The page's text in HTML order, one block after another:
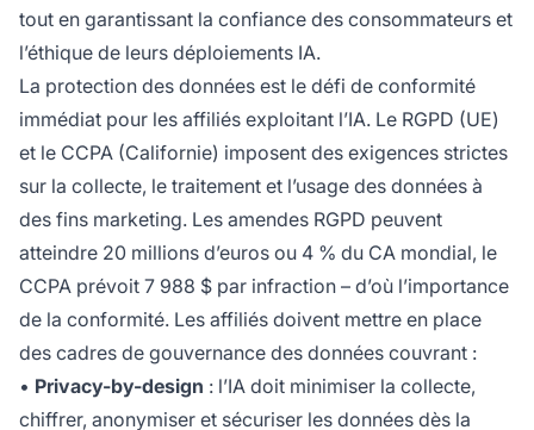
tout en garantissant la confiance des consommateurs et
l’éthique de leurs déploiements IA.
La protection des données est le défi de conformité
immédiat pour les affiliés exploitant l’IA. Le RGPD (UE)
et le CCPA (Californie) imposent des exigences strictes
sur la collecte, le traitement et l’usage des données à
des fins marketing. Les amendes RGPD peuvent
atteindre 20 millions d’euros ou 4 % du CA mondial, le
CCPA prévoit 7 988 $ par infraction – d’où l’importance
de la conformité. Les affiliés doivent mettre en place
des cadres de gouvernance des données couvrant :
• Privacy-by-design : l’IA doit minimiser la collecte,
chiffrer, anonymiser et sécuriser les données dès la